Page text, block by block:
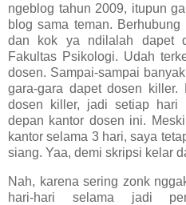
ngeblog tahun 2009, itupun
blog sama teman.
dan kok ya ndilalah dapet
Fakultas Psikologi. Udah
dosen. Sampai-sampai
gara-gara dapet dosen killer.
dosen killer, jadi setiap hari
depan kantor dosen ini.
kantor selama 3 hari, saya
siang. Yaa, demi skripsi kelar
Nah, karena sering zonk
hari-hari selama jadi